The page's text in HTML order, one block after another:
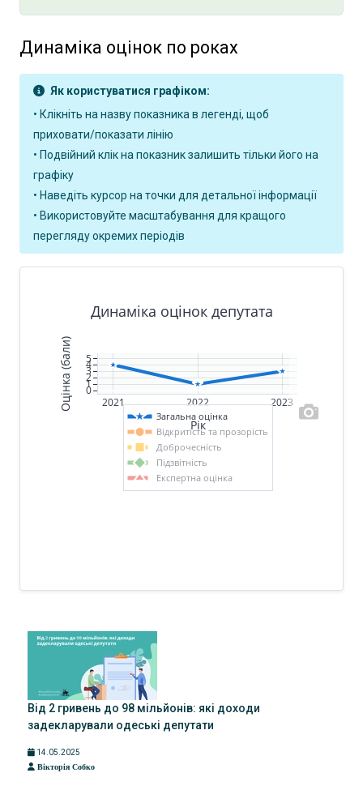
Динаміка оцінок по роках
Як користуватися графіком:
• Клікніть на назву показника в легенді, щоб
приховати/показати лінію
• Подвійний клік на показник залишить тільки його на
графіку
• Наведіть курсор на точки для детальної інформації
• Використовуйте масштабування для кращого
перегляду окремих періодів
2021 2022 2023
0
1
2
3
4
5
Загальна оцінка
Відкритість та прозорість
Доброчесність
Підзвітність
Експертна оцінка
Динаміка оцінок депутата
Рік
Оцінка (бали)
Від 2 гривень до 98 мільйонів: які доходи
задекларували одеські депутати
14.05.2025
Вікторія Собко